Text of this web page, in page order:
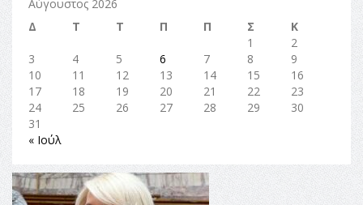
Αύγουστος 2026
Δ
Τ Τ Π Π Σ
Κ
1
2
3
4 5 6 7 8
9
10
11 12 13 14 15
16
17
18 19 20 21 22
23
24
25 26 27 28 29
30
31
« Ιούλ